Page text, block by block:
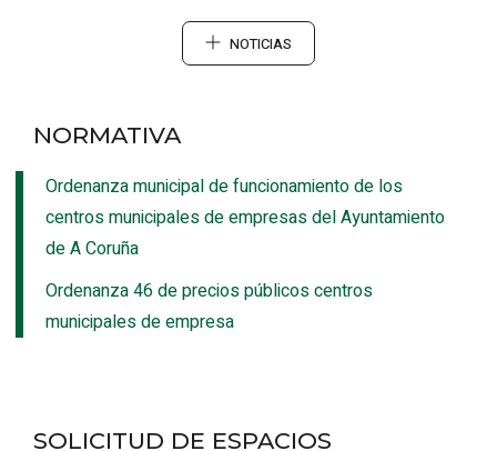
NOTICIAS
NORMATIVA
Ordenanza municipal de funcionamiento de los
centros municipales de empresas del Ayuntamiento
de A Coruña
Ordenanza 46 de precios públicos centros
municipales de empresa
SOLICITUD DE ESPACIOS